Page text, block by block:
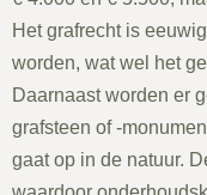
Het grafrecht is
worden, wat wel het
Daarnaast worden er
grafsteen of -
gaat op in de natuur.